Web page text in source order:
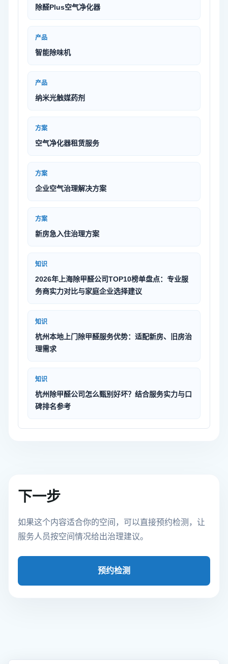
除醛Plus空气净化器
产品
智能除味机
产品
纳米光触媒药剂
方案
空气净化器租赁服务
方案
企业空气治理解决方案
方案
新房急入住治理方案
知识
2026年上海除甲醛公司TOP10榜单盘点：专业服
务商实力对比与家庭企业选择建议
知识
杭州本地上门除甲醛服务优势：适配新房、旧房治
理需求
知识
杭州除甲醛公司怎么甄别好坏？结合服务实力与口
碑排名参考
下一步
如果这个内容适合你的空间，可以直接预约检测，让
服务人员按空间情况给出治理建议。
预约检测